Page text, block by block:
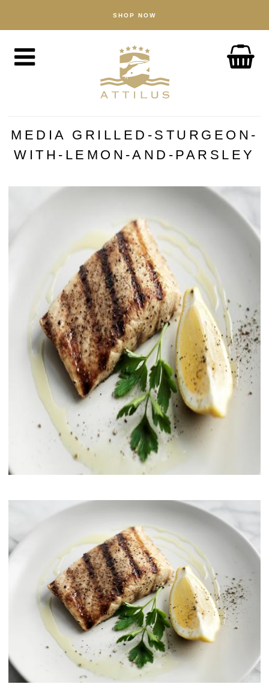
Fisch
Zubehör
Der Attilus–Weg
Unsere Fischfarm
NACHRICHTEN
ENTDECKEN
Geschichte des Kaviars
Verkostung von Kaviar
Klassifizieren
Kaviar gewinnen
CITES
REZEPTE
VERANSTALTUNGEN
Hochzeit
Firmen Events
MEDIA GRILLED-STURGEON-
WITH-LEMON-AND-PARSLEY
SHOP NOW